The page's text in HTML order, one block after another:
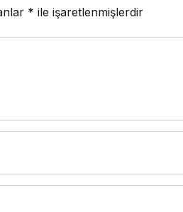
* ile işaretlenmişlerdir